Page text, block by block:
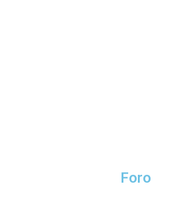
Foro